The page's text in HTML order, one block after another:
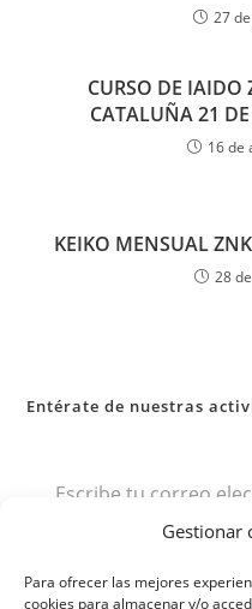
Gestionar
Para ofrecer las mejores
cookies para almacenar y/o
27
CURSO DE IAIDO
CATALUÑA 21
16 de
KEIKO MENSUAL
28
Entérate de nuestras